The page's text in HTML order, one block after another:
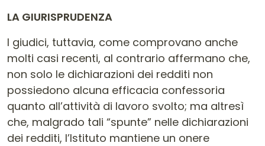
LA GIURISPRUDENZA
I giudici, tuttavia, come comprovano anche
molti casi recenti, al contrario affermano che,
non solo le dichiarazioni dei redditi non
possiedono alcuna efficacia confessoria
quanto all’attività di lavoro svolto; ma altresì
che, malgrado tali “spunte” nelle dichiarazioni
dei redditi, l’Istituto mantiene un onere